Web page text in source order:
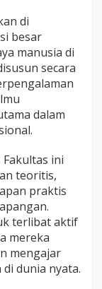
di
besar
manusia di
secara
dalam
ini
teoritis,
praktis
terlibat aktif
mereka
mengajar
dunia nyata.